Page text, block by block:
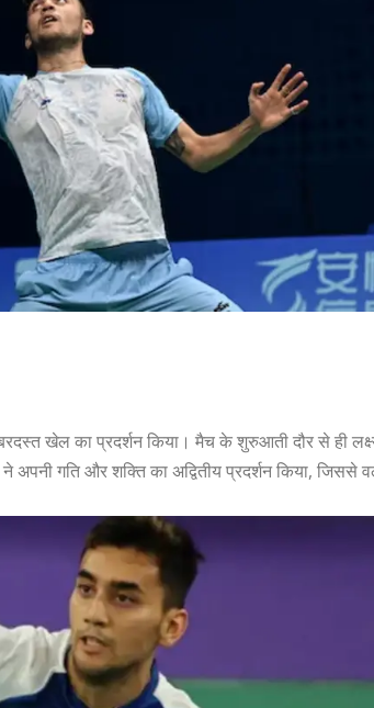
खेल का प्रदर्शन किया। मैच के शुरुआती दौर से ही
अपनी गति और शक्ति का अद्वितीय प्रदर्शन किया, जिससे